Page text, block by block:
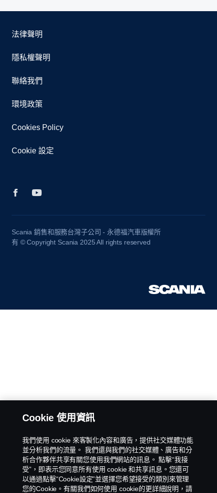
法律聲明
隱私權聲明
聯絡我們
環境政策
Cookies Policy
Cookie 設定
Scania 銷售和服務台灣子公司 - 永德福汽車版權所
有 © Copyright Scania 2025 All rights reserved
Cookie 使用資訊
我們使用 cookie 來客製化內容和廣告，提供社交媒體功能
並分析我們的流量。 我們還與我們的社交媒體、廣告和分
析合作夥伴共享有關您使用我們網站的訊息。 點擊“我接
受”，即表示您同意所有使用 cookie 和共享訊息。您還可
以通過點擊“Cookie設定”並選擇您希望接受的類別來管理
您的Cookie。有關我們如何使用 cookie的更詳細說明，請